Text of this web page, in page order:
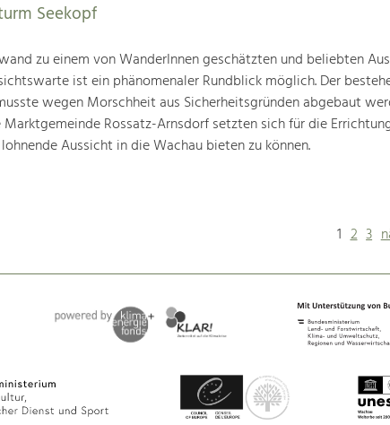
Seekopf
zu einem von WanderInnen geschätzten und beliebten
ist ein phänomenaler Rundblick möglich. Der
wegen Morschheit aus Sicherheitsgründen abgebaut
Rossatz-Arnsdorf setzten sich für die
Aussicht in die Wachau bieten zu können.
1 2 3